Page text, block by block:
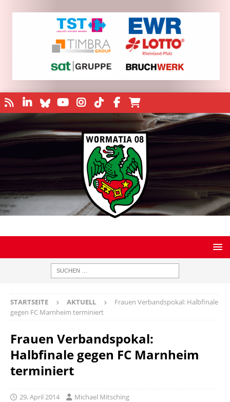
STARTSEITE AKTUELL
Frauen Verbandspokal: Halbfinale
gegen FC Marnheim terminiert
Frauen Verbandspokal:
Halbfinale gegen FC Marnheim
terminiert
29. April 2014 Michael Mitsching